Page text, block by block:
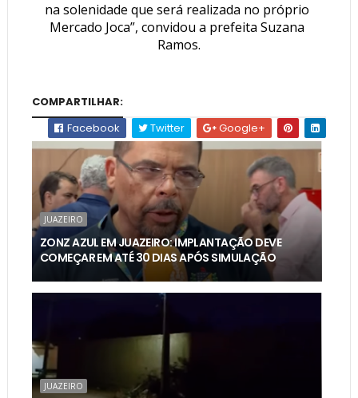
na solenidade que será realizada no próprio
Mercado Joca”, convidou a prefeita Suzana
Ramos.
COMPARTILHAR:
Facebook
Twitter Google+
JUAZEIRO
ZONZ AZUL EM JUAZEIRO: IMPLANTAÇÃO DEVE
COMEÇAR EM ATÉ 30 DIAS APÓS SIMULAÇÃO
JUAZEIRO